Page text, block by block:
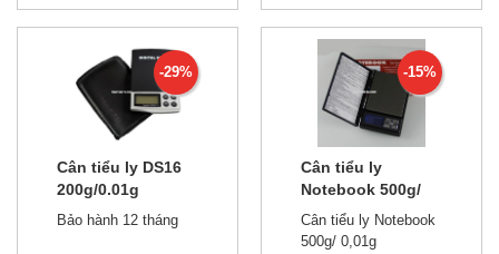
500,000đ 490,000đ
-29%
Cân tiểu ly DS16
200g/0.01g
Bảo hành 12 tháng
-15%
Cân tiểu ly
Notebook 500g/
0,01g
Cân tiểu ly Notebook
500g/ 0,01g